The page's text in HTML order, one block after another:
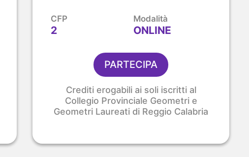
CFP Modalità
2 ONLINE
PARTECIPA
Crediti erogabili ai soli iscritti al
Collegio Provinciale Geometri e
Geometri Laureati di Reggio Calabria